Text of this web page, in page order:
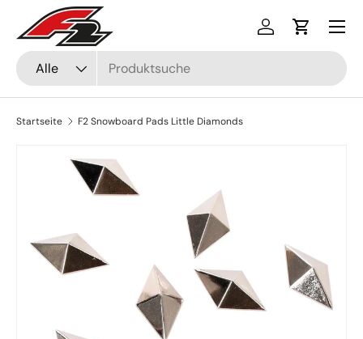
Direkt zum Inhalt
Suchen
Art
Alle
Einloggen
Menü
Startseite F2 Snowboard Pads Little Diamonds
Zu Produktinformationen springen